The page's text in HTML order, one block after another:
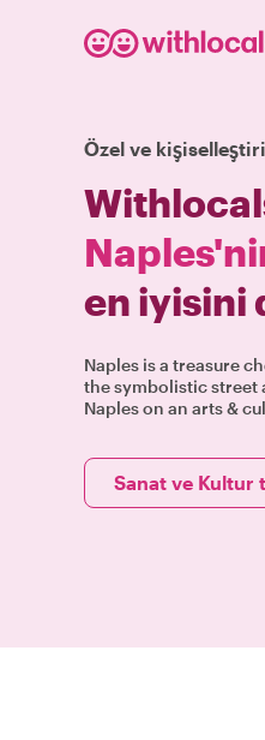
Özel ve
en iyisini
Naples is a treasure
the symbolistic street
Naples on an arts &
Sanat ve Kultur